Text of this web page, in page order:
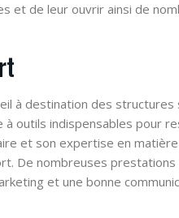
et de leur ouvrir ainsi de
à destination des
outils indispensables pour
et son expertise en
De nombreuses
et une bonne